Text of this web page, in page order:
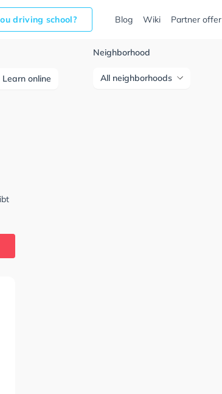
driving school? Blog Wiki Partner offer
Learn online
Neighborhood
All neighborhoods